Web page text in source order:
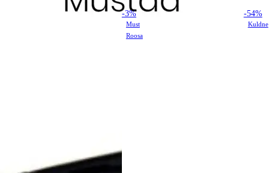
-3%
Must
Roosa
-54%
Kuldne